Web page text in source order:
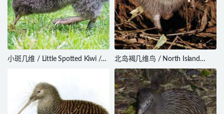
小斑几维 / Little Spotted Kiwi /
北岛褐几维鸟 / North Island
Brown Kiwi / Apteryx mantelli